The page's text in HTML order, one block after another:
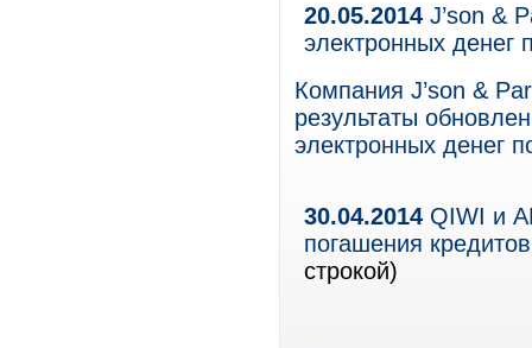
20.05.2014 J’son &
электронных денег
Компания J’son &
результаты
электронных денег
30.04.2014 QIWI и
погашения
строкой)